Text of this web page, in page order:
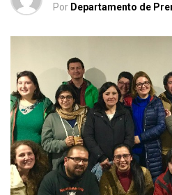
Por Departamento de